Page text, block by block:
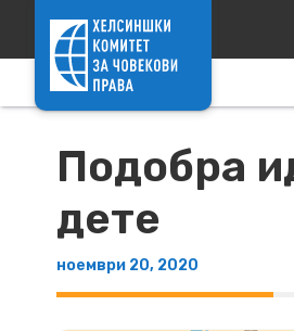
Подобра
дете
ноември 20, 2020